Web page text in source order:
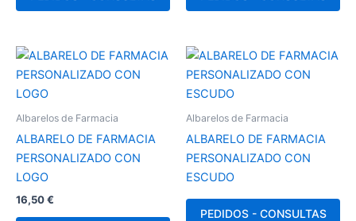
Albarelos de Farmacia
ALBARELO DE FARMACIA
PERSONALIZADO CON
LOGO
16,50€
Albarelos de Farmacia
ALBARELO DE FARMACIA
PERSONALIZADO CON
ESCUDO
PEDIDOS - CONSULTAS